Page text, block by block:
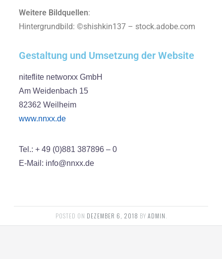
Weitere Bildquellen:
Hintergrundbild: ©shishkin137 – stock.adobe.com
Gestaltung und Umsetzung der Website​
niteflite networxx GmbH
Am Weidenbach 15
82362 Weilheim
www.nnxx.de
Tel.: + 49 (0)881 387896 – 0
E-Mail: info@nnxx.de
POSTED ON DEZEMBER 6, 2018 BY ADMIN